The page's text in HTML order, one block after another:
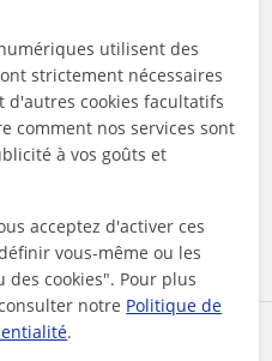
espagnol tous
J'ai 34 ans et je viens du
dans
Contacter
utilisent des
strictement nécessaires
cookies facultatifs
comment nos services sont
à vos goûts et
acceptez d'activer ces
vous-même ou les
des cookies". Pour plus
notre Politique de
.